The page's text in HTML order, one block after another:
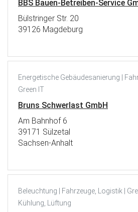
BBS Bauen-Betreiben-Service
Bülstringer Str. 20
39126 Magdeburg
Energetische Gebäudesanierung |
Green IT
Bruns Schwerlast GmbH
Am Bahnhof 6
39171 Sülzetal
Sachsen-Anhalt
Beleuchtung | Fahrzeuge, Logistik |
Kühlung, Lüftung